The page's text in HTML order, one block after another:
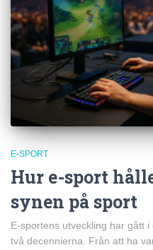
E-SPORT
Hur e-sport
synen på sport
E-sportens utveckling har gått
två decennierna. Från att ha